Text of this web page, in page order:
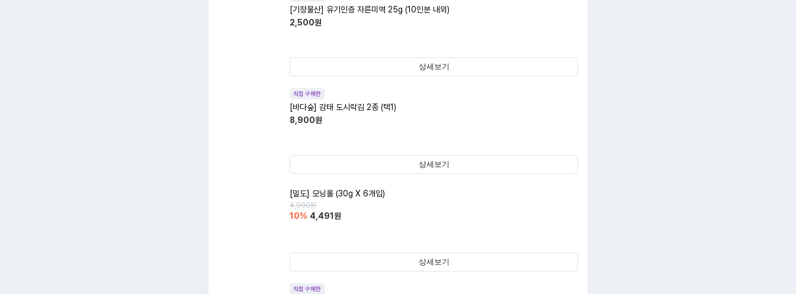
[기장물산] 유기인증 자른미역 25g (10인분 내외)
2,500원
상세보기
직접 구매한
[바다숲] 감태 도시락김 2종 (택1)
8,900원
상세보기
[밀도] 모닝롤 (30g X 6개입)
4,990원
10% 4,491 원
상세보기
직접 구매한